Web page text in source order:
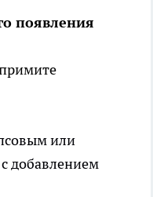
появления
или
добавлением